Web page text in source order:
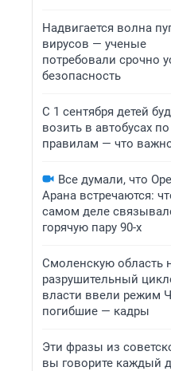
Надвигается волна
вирусов — ученые
потребовали срочно
безопасность
С 1 сентября детей
возить в автобусах
правилам — что
Все думали, что
Арана встречаются:
самом деле
горячую пару 90-х
Смоленскую область
разрушительный
власти ввели режим
погибшие — кадры
Эти фразы из
вы говорите каждый